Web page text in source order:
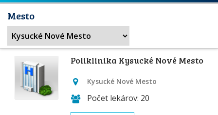
Mesto
Poliklinika Kysucké Nové Mesto
Kysucké Nové Mesto
Počet lekárov: 20